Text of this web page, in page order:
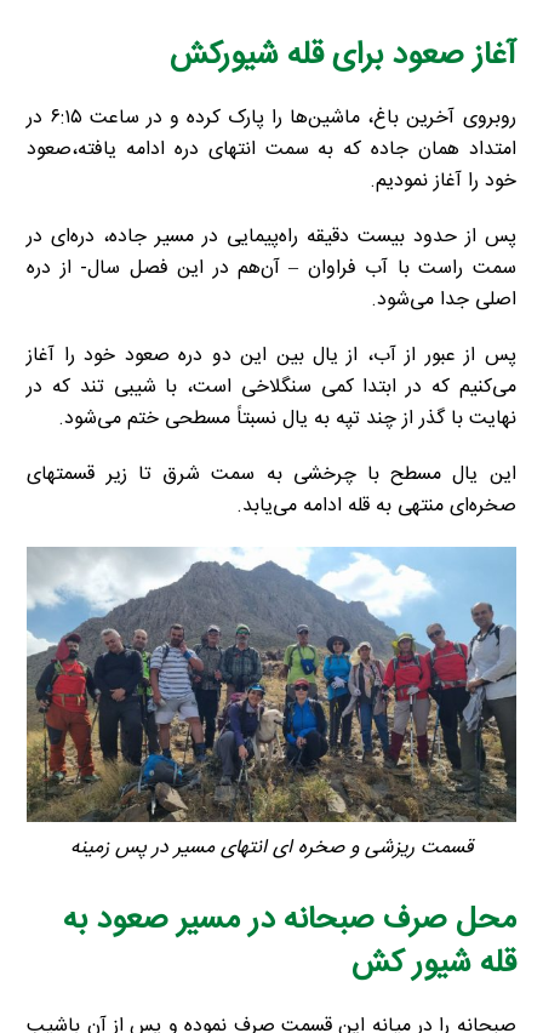
آغاز صعود برای قله شیورکش
روبروی آخرین باغ، ماشین‌ها را پارک کرده و در ساعت ۶:۱۵ در
امتداد همان جاده که به سمت انتهای دره ادامه یافته،صعود
خود را آغاز نمودیم.
پس از حدود بیست دقیقه راه‌پیمایی در مسیر جاده، دره‌ای در
سمت راست با آب فراوان – آن‌هم در این فصل سال- از دره
اصلی جدا می‌شود.
پس از عبور از آب، از یال بین این دو دره صعود خود را آغاز
می‌کنیم که در ابتدا کمی سنگلاخی است، با شیبی تند که در
نهایت با گذر از چند تپه به یال نسبتاً مسطحی ختم می‌شود.
این یال مسطح با چرخشی به سمت شرق تا زیر قسمتهای
صخره‌ای منتهی به قله ادامه می‌یابد.
قسمت ریزشی و صخره ای انتهای مسیر در پس زمینه
محل صرف صبحانه در مسیر صعود به
قله شیور کش